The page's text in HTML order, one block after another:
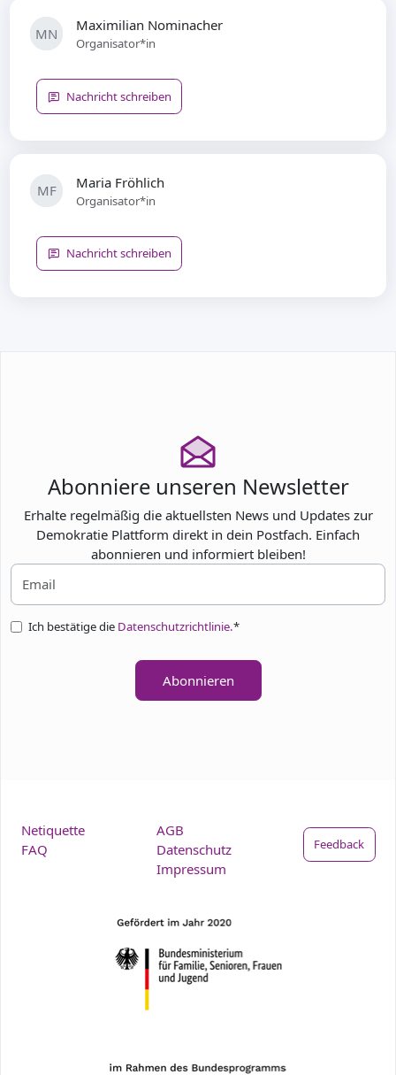
MN Maximilian Nominacher
Organisator*in
Nachricht schreiben
MF Maria Fröhlich
Organisator*in
Nachricht schreiben
Abonniere unseren Newsletter
Erhalte regelmäßig die aktuellsten News und Updates zur
Demokratie Plattform direkt in dein Postfach. Einfach
abonnieren und informiert bleiben!
Ich bestätige die Datenschutzrichtlinie.*
Abonnieren
Netiquette
FAQ
AGB
Datenschutz
Impressum
Feedback